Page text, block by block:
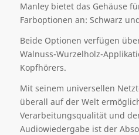
Manleybietet das Gehäuse
Farboptionen an: Schwarz
BeideOptionen verfügen
Walnuss-Wurzelholz-A
Kopfhörers.
Mit seinem universellen
überall auf der Welt
Verarbeitungsqualität und
Audiowiedergabe ist der